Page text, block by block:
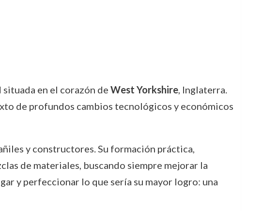
en el corazón de West Yorkshire, Inglaterra.
de profundos cambios tecnológicos y económicos
y constructores. Su formación práctica,
de materiales, buscando siempre mejorar la
y perfeccionar lo que sería su mayor logro: una